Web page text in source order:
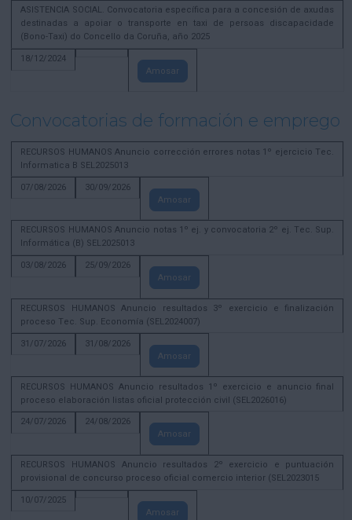
ASISTENCIA SOCIAL. Convocatoria específica para a concesión de axudas
destinadas a apoiar o transporte en taxi de persoas discapacidade
(Bono-Taxi) do Concello da Coruña, año 2025
18/12/2024
Amosar
Convocatorias de formación e emprego
RECURSOS HUMANOS Anuncio corrección errores notas 1º ejercicio Tec.
Informatica B SEL2025013
07/08/2026
30/09/2026
Amosar
RECURSOS HUMANOS Anuncio notas 1º ej. y convocatoria 2º ej. Tec. Sup.
Informática (B) SEL2025013
03/08/2026
25/09/2026
Amosar
RECURSOS HUMANOS Anuncio resultados 3º exercicio e finalización
proceso Tec. Sup. Economía (SEL2024007)
31/07/2026
31/08/2026
Amosar
RECURSOS HUMANOS Anuncio resultados 1º exercicio e anuncio final
proceso elaboración listas oficial protección civil (SEL2026016)
24/07/2026
24/08/2026
Amosar
RECURSOS HUMANOS Anuncio resultados 2º exercicio e puntuación
provisional de concurso proceso oficial comercio interior (SEL2023015
10/07/2025
Amosar